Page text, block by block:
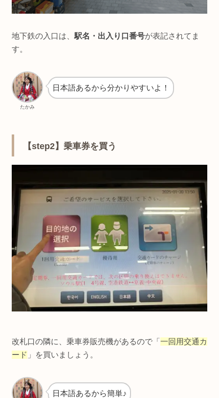
地下鉄の入口は、 駅名・出入り口番号が表記されてま
す。
たかみ
日本語あるから分かりやすいよ！
【step2】乗車券を買う
改札口の隣に、乗車券販売機があるので「 一回用交通カ
ード 」を買いましょう。
日本語あるから簡単♪